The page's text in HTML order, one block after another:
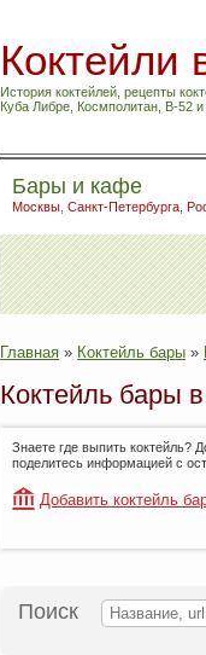
Коктейли
История коктейлей, рецепты
Куба Либре, Космполитан, B-52
Бары и кафе
Москвы Санкт-Петербурга
Главная » Коктейль бары »
Коктейль бары
Знаете где выпить коктейль?
поделитесь информацией с
Добавить коктейль
Поиск